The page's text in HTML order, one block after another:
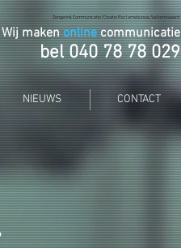
Zengerink Communicatie | Creatie Reclamebureau Valkenswaard
Wij makenonlinecommunicatie
bel 040 78 78 029
NIEUWS CONTACT